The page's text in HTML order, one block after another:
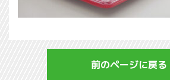
前のページに戻る